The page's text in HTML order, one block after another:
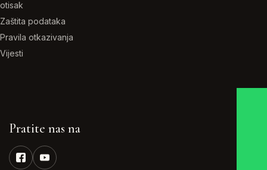
otisak
Zaštita podataka
Pravila otkazivanja
Vijesti
Pratite nas na